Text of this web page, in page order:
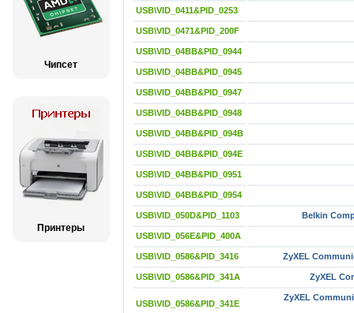
Чипсет
Принтеры
USB\VID_0411&PID_0253
USB\VID_0471&PID_200F
USB\VID_04BB&PID_0944
USB\VID_04BB&PID_0945
USB\VID_04BB&PID_0947
USB\VID_04BB&PID_0948
USB\VID_04BB&PID_094B
USB\VID_04BB&PID_094E
USB\VID_04BB&PID_0951
USB\VID_04BB&PID_0954
USB\VID_050D&PID_1103 Belkin
USB\VID_056E&PID_400A
USB\VID_0586&PID_3416 ZyXEL
USB\VID_0586&PID_341A ZyXEL
USB\VID_0586&PID_341E
ZyXEL